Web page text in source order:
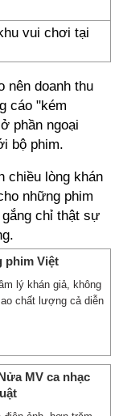
vui chơi tại
nên doanh thu
cáo "kém
phần ngoại
bộ phim.
chiều lòng khán
những phim
chỉ thật sự
phim Việt
lý khán giả, không
chất lượng cả diễn
MV ca nhạc